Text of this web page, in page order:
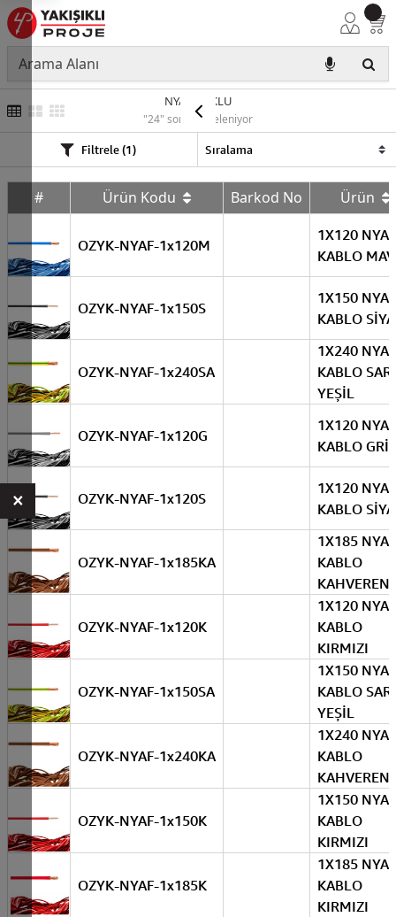
NYAF ÇOKLU
"24" sonuç listeleniyor
Filtrele (1)
# Ürün Kodu Barkod No Ürün
OZYK-NYAF-1x120M
1X120 NYAF
KABLO
OZYK-NYAF-1x150S
1X150 NYAF
KABLO
OZYK-NYAF-1x240SA
1X240 NYAF
KABLO
YEŞİL
OZYK-NYAF-1x120G
1X120 NYAF
KABLO GRİ
OZYK-NYAF-1x120S
1X120 NYAF
KABLO
OZYK-NYAF-1x185KA
1X185 NYAF
KABLO
OZYK-NYAF-1x120K
1X120 NYAF
KABLO
KIRMIZI
OZYK-NYAF-1x150SA
1X150 NYAF
KABLO
YEŞİL
OZYK-NYAF-1x240KA
1X240 NYAF
KABLO
OZYK-NYAF-1x150K
1X150 NYAF
KABLO
KIRMIZI
OZYK-NYAF-1x185K
1X185 NYAF
KABLO
KIRMIZI
×